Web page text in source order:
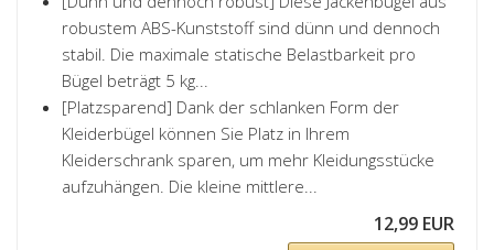
robustem ABS-Kunststoff sind dünn und dennoch
stabil. Die maximale statische Belastbarkeit pro
Bügel beträgt 5 kg...
[Platzsparend] Dank der schlanken Form der
Kleiderbügel können Sie Platz in Ihrem
Kleiderschrank sparen, um mehr Kleidungsstücke
aufzuhängen. Die kleine mittlere...
12,99 EUR